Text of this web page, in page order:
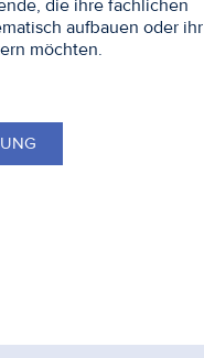
die ihre fachlichen
aufbauen oder ihr
möchten.